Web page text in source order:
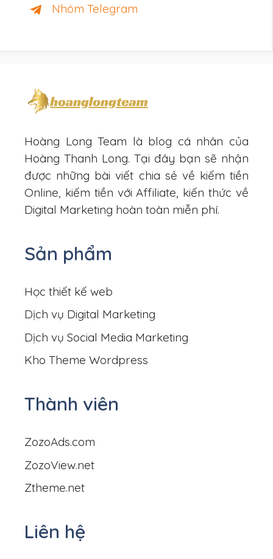
Nhóm Telegram
Hoàng Long Team là blog cá nhân của
Hoàng Thanh Long. Tại đây bạn sẽ nhận
được những bài viết chia sẻ về kiếm tiền
Online, kiếm tiền với Affiliate, kiến thức về
Digital Marketing hoàn toàn miễn phí.
Sản phẩm
Học thiết kế web
Dịch vụ Digital Marketing
Dịch vụ Social Media Marketing
Kho Theme Wordpress
Thành viên
ZozoAds.com
ZozoView.net
Ztheme.net
Liên hệ